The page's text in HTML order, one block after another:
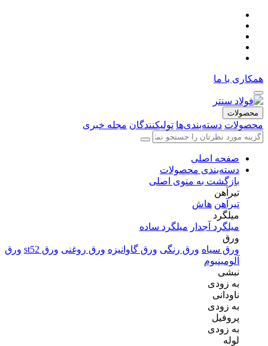
همکاری با ما
محصولات
محصولات دسته‌بندی‌ها تولیکنندگان مجله خبری
صفحه اصلی
دسته‌بندی محصولات
بازگشت به منوی اصلی
تیرآهن
تیرآهن هاش
میلگرد
میلگرد آجدار میلگرد ساده
ورق
ورق سیاه ورق رنگی ورق گاوانیزه ورق روغنی ورق st52
ورق
آلومینیوم
نبشی
به زودی
ناودانی
به زودی
پروفیل
به زودی
لوله